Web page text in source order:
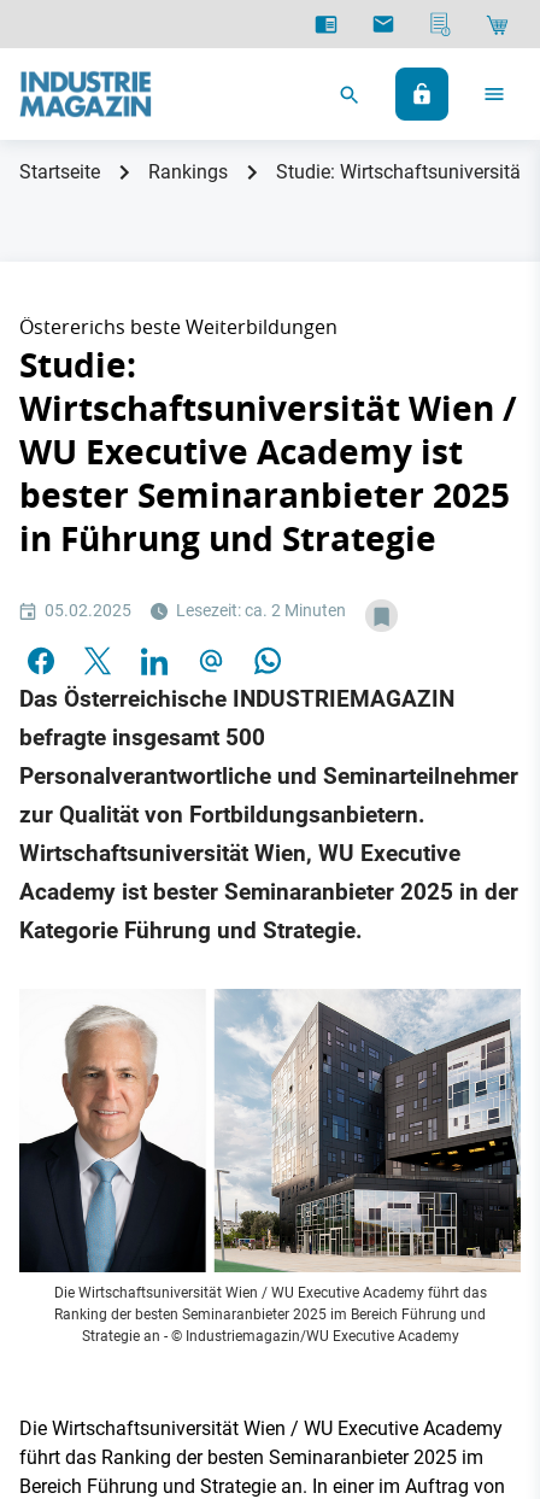
Startseite Rankings Studie: Wirtschaftsuniversität
Östererichs beste Weiterbildungen
Studie:
Wirtschaftsuniversität Wien /
WU Executive Academy ist
bester Seminaranbieter 2025
in Führung und Strategie
05.02.2025 Lesezeit: ca. 2 Minuten
Das Österreichische INDUSTRIEMAGAZIN
befragte insgesamt 500
Personalverantwortliche und Seminarteilnehmer
zur Qualität von Fortbildungsanbietern.
Wirtschaftsuniversität Wien, WU Executive
Academy ist bester Seminaranbieter 2025 in der
Kategorie Führung und Strategie.
Die Wirtschaftsuniversität Wien / WU Executive Academy führt das
Ranking der besten Seminaranbieter 2025 im Bereich Führung und
Strategie an - © Industriemagazin/WU Executive Academy
Die Wirtschaftsuniversität Wien / WU Executive Academy
führt das Ranking der besten Seminaranbieter 2025 im
Bereich Führung und Strategie an. In einer im Auftrag von